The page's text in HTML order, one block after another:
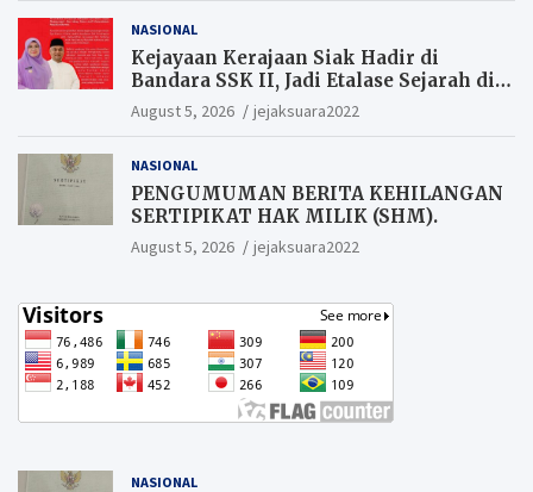
NASIONAL
Kejayaan Kerajaan Siak Hadir di
Bandara SSK II, Jadi Etalase Sejarah di
Gerbang Riau
August 5, 2026 jejaksuara2022
NASIONAL
PENGUMUMAN BERITA KEHILANGAN
SERTIPIKAT HAK MILIK (SHM).
August 5, 2026 jejaksuara2022
NASIONAL